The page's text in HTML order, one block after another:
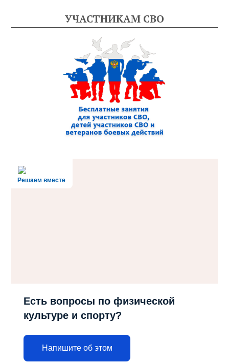
УЧАСТНИКАМ СВО
Решаем вместе
Есть вопросы по физической
культуре и спорту?
Напишите об этом